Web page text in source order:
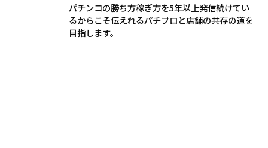
パチンコの勝ち方稼ぎ方を5年以上発信続けてい
るからこそ伝えれるパチプロと店舗の共存の道を
目指します。